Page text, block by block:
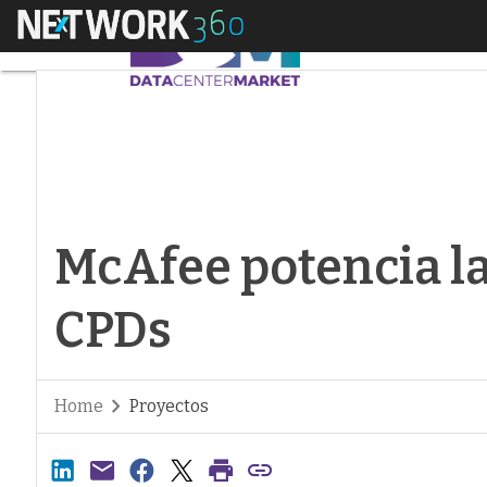
Menú
McAfee potencia
CPDs
Home Proyectos